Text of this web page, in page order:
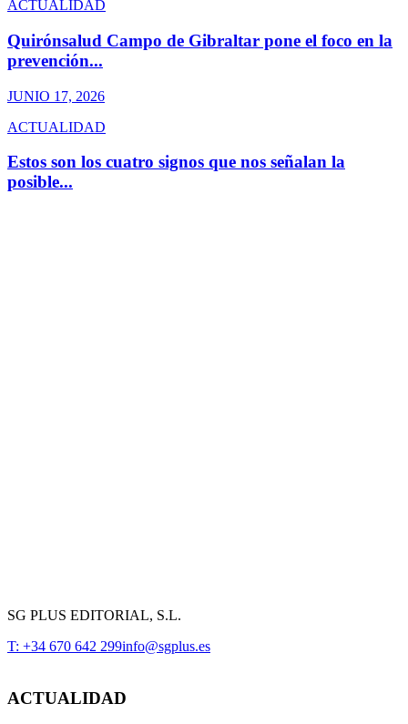
ACTUALIDAD
Quirónsalud Campo de Gibraltar pone el foco en la
prevención...
JUNIO 17, 2026
ACTUALIDAD
Estos son los cuatro signos que nos señalan la
posible...
SG PLUS EDITORIAL, S.L.
T: +34 670 642 299info@sgplus.es
ACTUALIDAD